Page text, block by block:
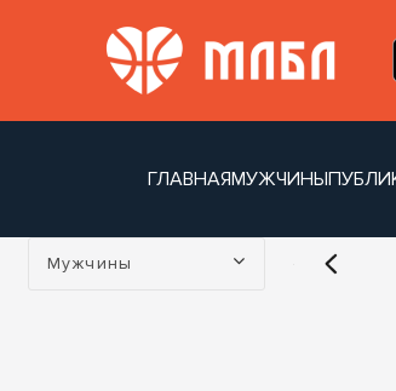
ГЛАВНАЯМУЖЧИНЫ
Турнир:
Мужчины